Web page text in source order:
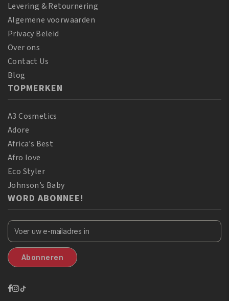
Levering & Retournering
Algemene voorwaarden
Privacy Beleid
Over ons
Contact Us
Blog
TOPMERKEN
A3 Cosmetics
Adore
Africa’s Best
Afro love
Eco Styler
Johnson’s Baby
WORD ABONNEE!